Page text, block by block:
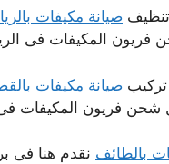
صيانة مكيفات
المكيفات فى
صيانة مكيفات
فريون المكيفات
بالطائف نقدم هنا فى